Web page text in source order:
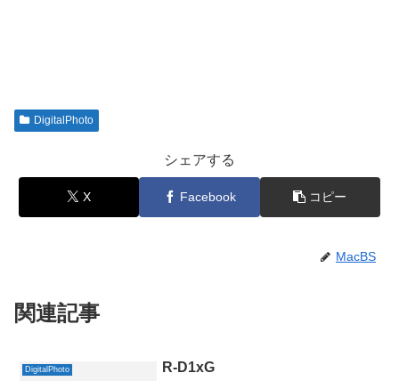
DigitalPhoto
シェアする
X Facebook コピー
MacBS
関連記事
DigitalPhoto R-D1xG